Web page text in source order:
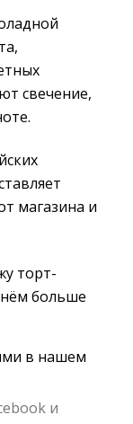
свечение,
магазина и
торт-
больше
в нашем
и